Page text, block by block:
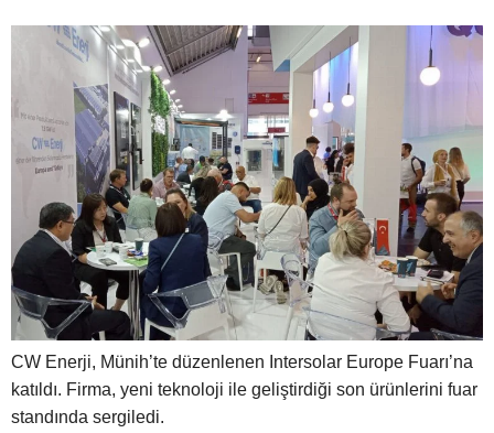
CW Enerji, Münih’te düzenlenen Intersolar Europe Fuarı’na
katıldı. Firma, yeni teknoloji ile geliştirdiği son ürünlerini fuar
standında sergiledi.